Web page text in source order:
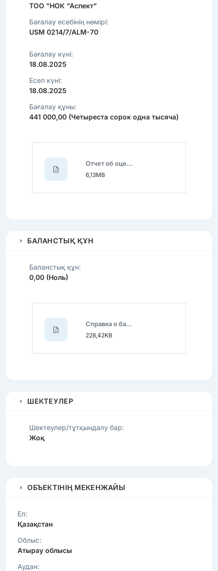
ТОО "НОК "Аспект"
Бағалау есебінің нөмірі:
USM 0214/7/ALM-70
Бағалау күні:
18.08.2025
Есеп күні:
18.08.2025
Бағалау құны:
441 000,00 (Четыреста сорок одна тысяча)
Отчет об оценке движимого имущества от 18.08.2025 №USM 0214_7_ALM-70.pdf
6,13MB
БАЛАНСТЫҚ ҚҰН
Баланстық құн:
0,00 (Ноль)
Справка о балансовой стоимости.pdf
228,42KB
ШЕКТЕУЛЕР
Шектеулер/тұтқындалу бар:
Жоқ
ОБЪЕКТІНІҢ МЕКЕНЖАЙЫ
Ел:
Қазақстан
Облыс:
Атырау облысы
Аудан: